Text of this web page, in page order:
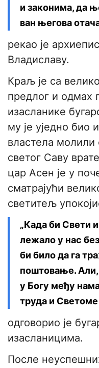
и законима, да
ван његова
рекао је
Владиславу.
Краљ је са
предлог и одмах
изасланике
му је уједно био
властела молили
светог Саву
цар Асен је у
сматрајући
светитељ
„Када би Свети
лежало у нас
би било да га
поштовање. Али,
у Богу међу
труда и Светоме
одговорио је
изасланицима.
После